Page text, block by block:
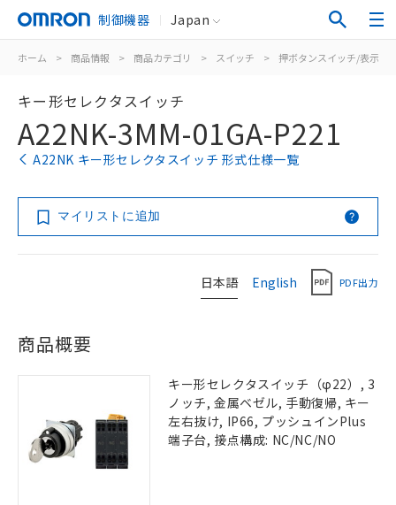
制御機器 Japan
ホーム > 商品情報 > 商品カテゴリ > スイッチ > 押ボタンスイッチ/表示灯
キー形セレクタスイッチ
A22NK-3MM-01GA-P221
A22NK キー形セレクタスイッチ 形式仕様一覧
マイリストに追加
日本語 English PDF出力
商品概要
キー形セレクタスイッチ（φ22）, 3
ノッチ, 金属ベゼル, 手動復帰, キー
左右抜け, IP66, プッシュインPlus
端子台, 接点構成: NC/NC/NO